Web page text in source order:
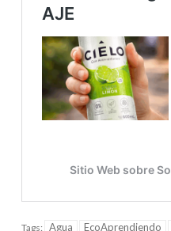
Tags: Agua EcoAprendiendo